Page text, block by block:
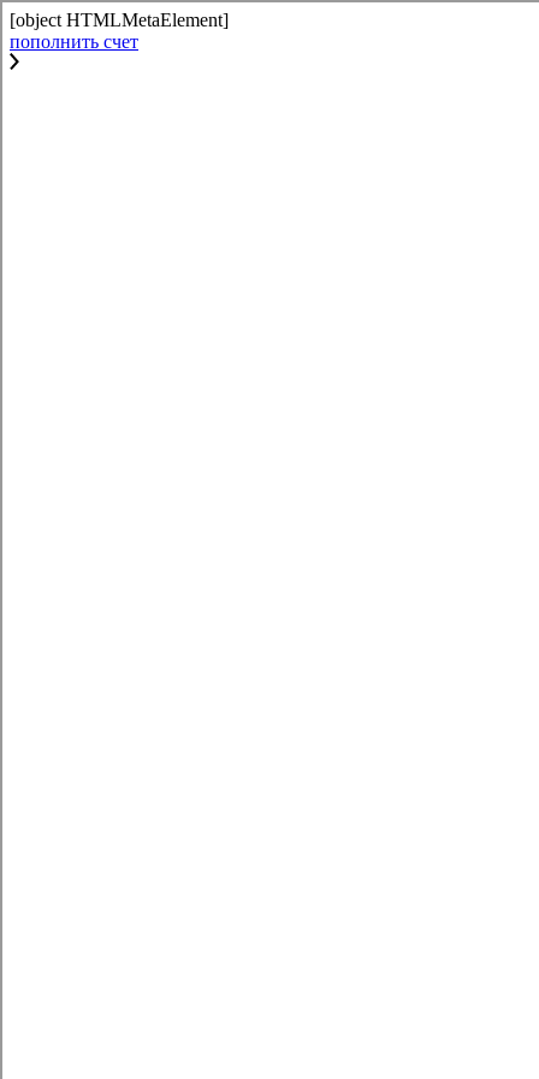
[object HTMLMetaElement]
пополнить счет